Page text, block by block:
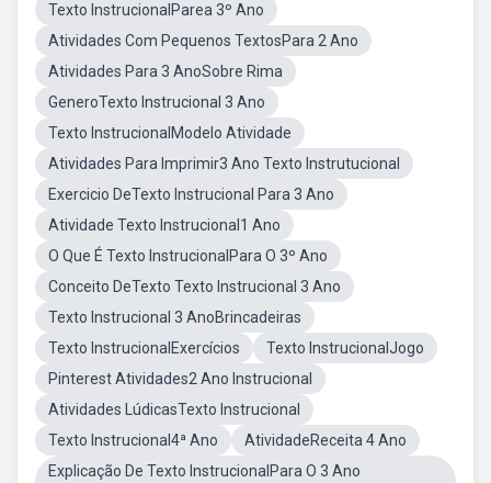
Texto InstrucionalParea 3º Ano
Atividades Com Pequenos TextosPara 2 Ano
Atividades Para 3 AnoSobre Rima
GeneroTexto Instrucional 3 Ano
Texto InstrucionalModelo Atividade
Atividades Para Imprimir3 Ano Texto Instrutucional
Exercicio DeTexto Instrucional Para 3 Ano
Atividade Texto Instrucional1 Ano
O Que É Texto InstrucionalPara O 3º Ano
Conceito DeTexto Texto Instrucional 3 Ano
Texto Instrucional 3 AnoBrincadeiras
Texto InstrucionalExercícios
Texto InstrucionalJogo
Pinterest Atividades2 Ano Instrucional
Atividades LúdicasTexto Instrucional
Texto Instrucional4ª Ano
AtividadeReceita 4 Ano
Explicação De Texto InstrucionalPara O 3 Ano